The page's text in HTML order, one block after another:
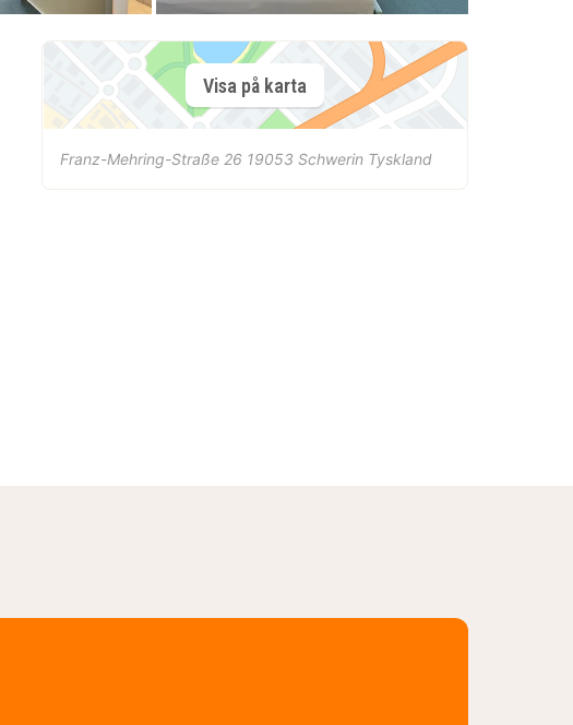
Visa på karta
Franz-Mehring-Straße 26 19053 Schwerin Tyskland